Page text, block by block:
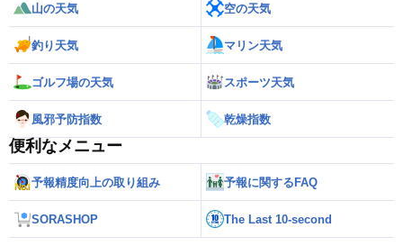
山の天気 空の天気
釣り天気 マリン天気
ゴルフ場の天気 スポーツ天気
風邪予防指数 乾燥指数
便利なメニュー
予報精度向上の取り組み 予報に関するFAQ
SORASHOP The Last 10-second